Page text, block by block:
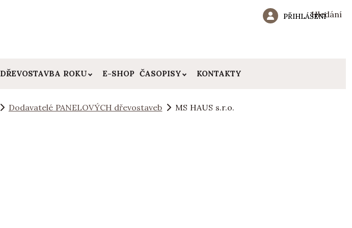
Hledání
PŘIHLÁŠENÍ
DŘEVOSTAVBA ROKU E-SHOP ČASOPISY KONTAKTY
Dodavatelé PANELOVÝCH dřevostaveb MS HAUS s.r.o.